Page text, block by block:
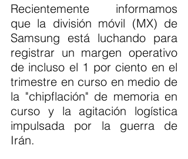
Recientemente informamos
que la división móvil (MX) de
Samsung está luchando para
registrar un margen operativo
de incluso el 1 por ciento en el
trimestre en curso en medio de
la "chipflación" de memoria en
curso y la agitación logística
impulsada por la guerra de
Irán.